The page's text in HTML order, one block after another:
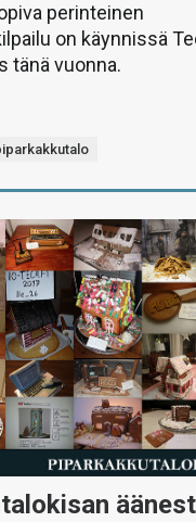
perinteinen
on käynnissä
tänä vuonna.